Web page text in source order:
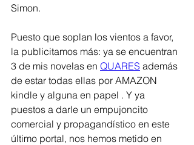
Simon.
Puesto que soplan los vientos a favor,
la publicitamos más: ya se encuentran
3 de mis novelas en QUARES además
de estar todas ellas por AMAZON
kindle y alguna en papel . Y ya
puestos a darle un empujoncito
comercial y propagandístico en este
último portal, nos hemos metido en